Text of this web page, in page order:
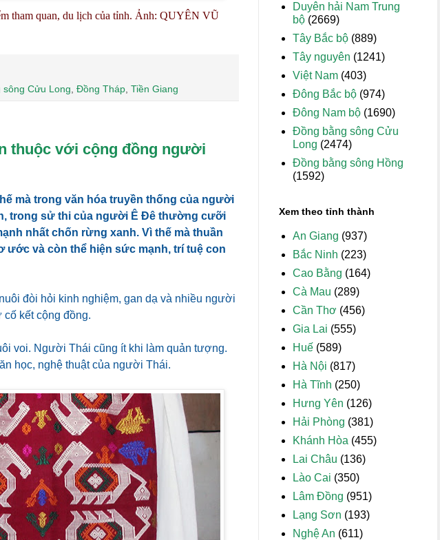
tham quan, du lịch của tỉnh. Ảnh: QUYÊN VŨ
Cửu Long, Đồng Tháp, Tiền Giang
thuộc với cộng đồng người
mà trong văn hóa truyền thống của người
trong sử thi của người Ê Đê thường cưỡi
nhất chốn rừng xanh. Vì thế mà thuần
và còn thể hiện sức mạnh, trí tuệ con
đòi hỏi kinh nghiệm, gan dạ và nhiều người
kết cộng đồng.
voi. Người Thái cũng ít khi làm quản tượng.
học, nghệ thuật của người Thái.
Duyên hải Nam Trung
bộ (2669)
Tây Bắc bộ (889)
Tây nguyên (1241)
Việt Nam (403)
Đông Bắc bộ (974)
Đông Nam bộ (1690)
Đồng bằng sông Cửu
Long (2474)
Đồng bằng sông Hồng
(1592)
Xem theo tỉnh thành
An Giang (937)
Bắc Ninh (223)
Cao Bằng (164)
Cà Mau (289)
Cần Thơ (456)
Gia Lai (555)
Huế (589)
Hà Nội (817)
Hà Tĩnh (250)
Hưng Yên (126)
Hải Phòng (381)
Khánh Hòa (455)
Lai Châu (136)
Lào Cai (350)
Lâm Đồng (951)
Lạng Sơn (193)
Nghệ An (611)